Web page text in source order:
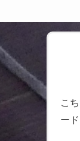
こ
ー